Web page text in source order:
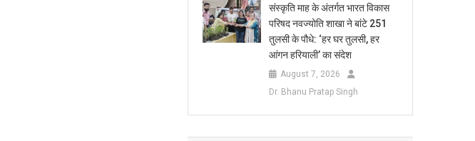
संस्कृति माह के अंतर्गत भारत विकास
परिषद नवज्योति शाखा ने बांटे 251
तुलसी के पौधे: ‘हर घर तुलसी, हर
आंगन हरियाली’ का संदेश
August 7, 2026
Dr. Bhanu Pratap Singh